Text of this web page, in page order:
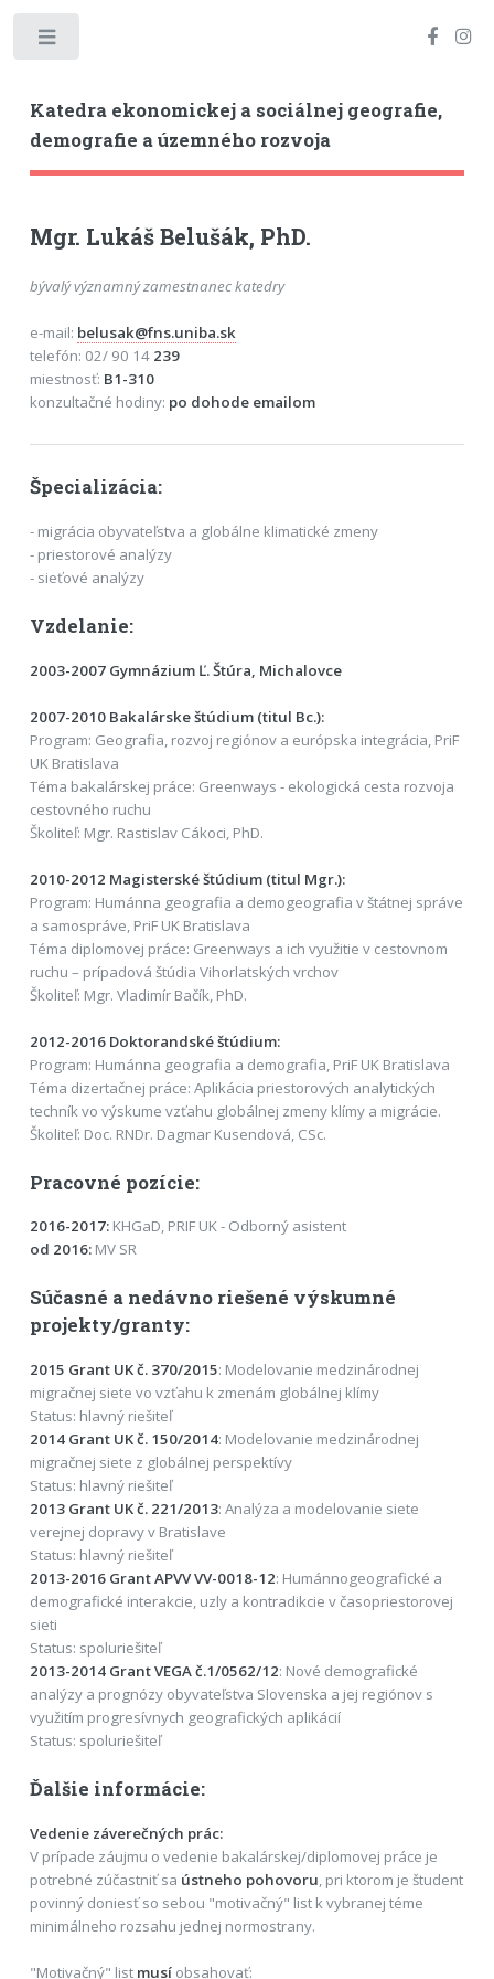
Katedra ekonomickej a sociálnej geografie,
demografie a územného rozvoja
Mgr. Lukáš Belušák, PhD.
bývalý významný zamestnanec katedry
e-mail: belusak@fns.uniba.sk
telefón: 02/ 90 14 239
miestnosť: B1-310
konzultačné hodiny: po dohode emailom
Špecializácia:
- migrácia obyvateľstva a globálne klimatické zmeny
- priestorové analýzy
- sieťové analýzy
Vzdelanie:
2003-2007 Gymnázium Ľ. Štúra, Michalovce
2007-2010 Bakalárske štúdium (titul Bc.):
Program: Geografia, rozvoj regiónov a európska integrácia, PriF
UK Bratislava
Téma bakalárskej práce: Greenways - ekologická cesta rozvoja
cestovného ruchu
Školiteľ: Mgr. Rastislav Cákoci, PhD.
2010-2012 Magisterské štúdium (titul Mgr.):
Program: Humánna geografia a demogeografia v štátnej správe
a samospráve, PriF UK Bratislava
Téma diplomovej práce: Greenways a ich využitie v cestovnom
ruchu – prípadová štúdia Vihorlatských vrchov
Školiteľ: Mgr. Vladimír Bačík, PhD.
2012-2016 Doktorandské štúdium:
Program: Humánna geografia a demografia, PriF UK Bratislava
Téma dizertačnej práce: Aplikácia priestorových analytických
techník vo výskume vzťahu globálnej zmeny klímy a migrácie.
Školiteľ: Doc. RNDr. Dagmar Kusendová, CSc.
Pracovné pozície:
2016-2017:KHGaD, PRIF UK - Odborný asistent
od 2016:MV SR
Súčasné a nedávno riešené výskumné
projekty/granty:
2015 Grant UK č. 370/2015: Modelovanie medzinárodnej
migračnej siete vo vzťahu k zmenám globálnej klímy
Status: hlavný riešiteľ
2014 Grant UK č. 150/2014: Modelovanie medzinárodnej
migračnej siete z globálnej perspektívy
Status: hlavný riešiteľ
2013 Grant UK č. 221/2013: Analýza a modelovanie siete
verejnej dopravy v Bratislave
Status: hlavný riešiteľ
2013-2016 Grant APVV VV-0018-12: Humánnogeografické a
demografické interakcie, uzly a kontradikcie v časopriestorovej
sieti
Status: spoluriešiteľ
2013-2014 Grant VEGA č.1/0562/12: Nové demografické
analýzy a prognózy obyvateľstva Slovenska a jej regiónov s
využitím progresívnych geografických aplikácií
Status: spoluriešiteľ
Ďalšie informácie:
Vedenie záverečných prác:
V prípade záujmu o vedenie bakalárskej/diplomovej práce je
potrebné zúčastniť sa ústneho pohovoru , pri ktorom je študent
povinný doniesť so sebou "motivačný" list k vybranej téme
minimálneho rozsahu jednej normostrany.
"Motivačný" list musíobsahovať: